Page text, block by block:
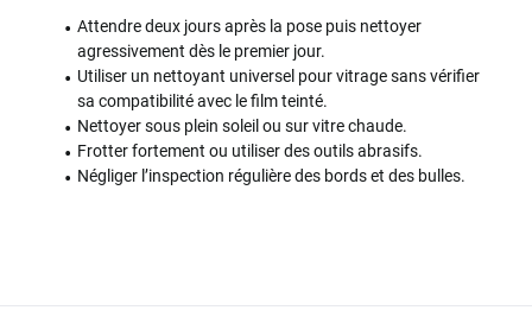
Attendre deux jours après la pose puis nettoyer
agressivement dès le premier jour.
Utiliser un nettoyant universel pour vitrage sans vérifier
sa compatibilité avec le film teinté.
Nettoyer sous plein soleil ou sur vitre chaude.
Frotter fortement ou utiliser des outils abrasifs.
Négliger l’inspection régulière des bords et des bulles.